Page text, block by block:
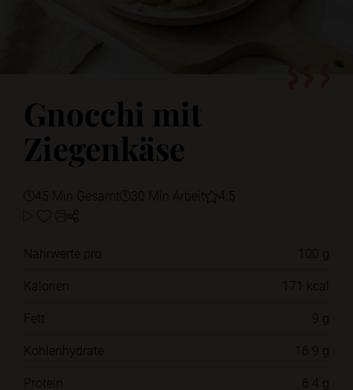
Gnocchi mit
Ziegenkäse
45 Min Gesamt 30 Min Arbeit 4.5
Nährwerte pro
100 g
Kalorien
171 kcal
Fett
9 g
Kohlenhydrate
16.9 g
Protein
6.4 g